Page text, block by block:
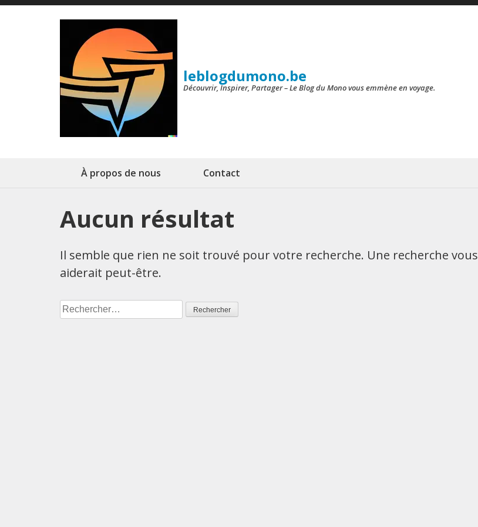
Aller
leblogdumono.be
Découvrir, Inspirer, Partager – Le Blog du Mono vous emmène en voyage.
À propos de nous Contact
Aucun résultat
Il semble que rien ne soit trouvé pour votre recherche. Une recherche vous
aiderait peut-être.
Rechercher :